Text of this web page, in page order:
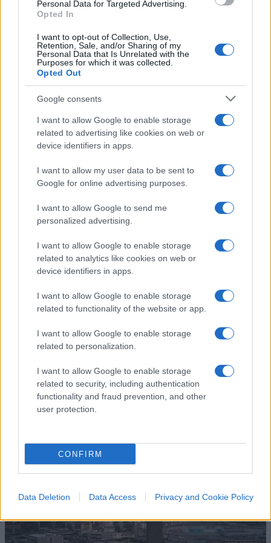
Personal Data for Targeted Advertising.
Opted In
I want to opt-out of Collection, Use,
Retention, Sale, and/or Sharing of my
Personal Data that Is Unrelated with the
Purposes for which it was collected.
Opted Out
Google consents
I want to allow Google to enable storage
related to advertising like cookies on web or
device identifiers in apps.
I want to allow my user data to be sent to
Google for online advertising purposes.
I want to allow Google to send me
personalized advertising.
I want to allow Google to enable storage
related to analytics like cookies on web or
device identifiers in apps.
I want to allow Google to enable storage
related to functionality of the website or app.
I want to allow Google to enable storage
related to personalization.
I want to allow Google to enable storage
related to security, including authentication
functionality and fraud prevention, and other
user protection.
CONFIRM
Data Deletion Data Access Privacy and Cookie Policy
del 15 marzo 2024 di 25 migranti, intercettati a
bordo di un gommone al largo di Pantelleria.
Grazie alle dichiarazioni rese agli operatori della
Squadra Mobile di Trapani da uno di questi, sono
state acquisite informazioni rilevanti inerenti agli
organizzatori dei viaggi di immigrazione
clandestina dalla Tunisia. La competenza è stata
radicata a Genova in quanto aGenova è stata
svolta l’attività di finanziamento,
predisposizione di mezzi, risorse finanziarie,
preparazione dei trasferimenti mediante istruzioni
operative affinché i migranti potessero
indagati (per il quale vale comunque la
presunzione di non colpevolezza) per abusiva
Questi è accusato di avere offerto a terzi (tra
questi uno degli organizzatori della associazione
per delinquere) in maniera stabile ed organizzata,
un servizio di raccolta, cambio e trasferimento
all’estero ed in Italia di valuta, mediante
transazioni fiduciarie non tracciabili e non
soggette a tassi ufficiali di cambio, attraverso il
sistema denominato “hawala”.
Player